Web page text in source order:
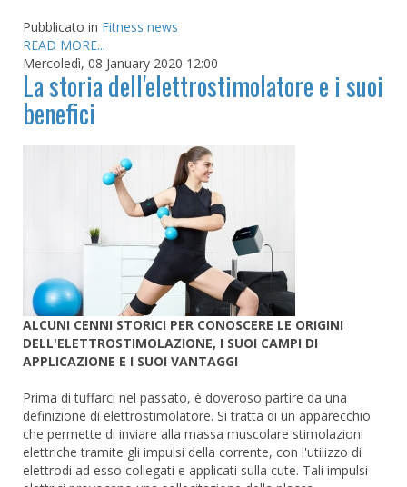
Pubblicato in Fitness news
READ MORE...
Mercoledì, 08 January 2020 12:00
La storia dell'elettrostimolatore e i suoi
benefici
ALCUNI CENNI STORICI PER CONOSCERE LE ORIGINI
DELL'ELETTROSTIMOLAZIONE, I SUOI CAMPI DI
APPLICAZIONE E I SUOI VANTAGGI
Prima di tuffarci nel passato, è doveroso partire da una
definizione di elettrostimolatore. Si tratta di un apparecchio
che permette di inviare alla massa muscolare stimolazioni
elettriche tramite gli impulsi della corrente, con l'utilizzo di
elettrodi ad esso collegati e applicati sulla cute. Tali impulsi